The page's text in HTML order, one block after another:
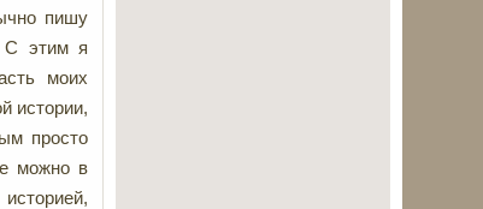
пишу
С этим я
моих
истории,
просто
можно в